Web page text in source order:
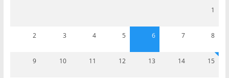
1
2 3 4 5 6 7 8
9 10 11 12 13 14 15